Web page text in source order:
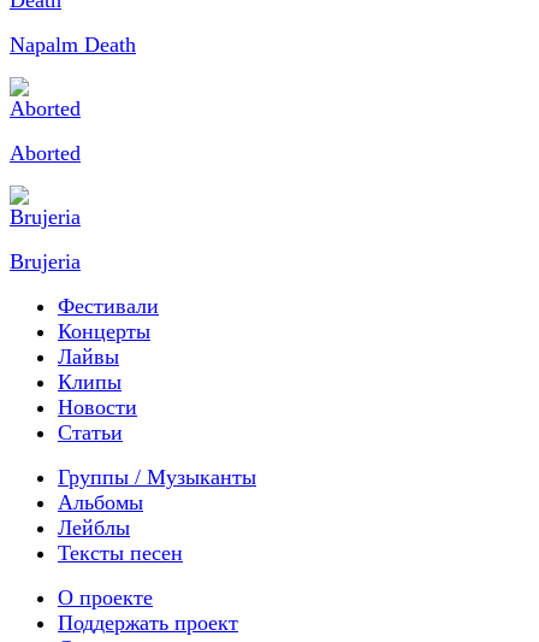
Napalm Death
Aborted
Brujeria
Фестивали
Концерты
Лайвы
Клипы
Новости
Статьи
Группы / Музыканты
Альбомы
Лейблы
Тексты песен
О проекте
Поддержать проект